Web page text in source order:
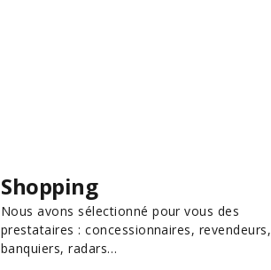
Shopping
Nous avons sélectionné pour vous des
prestataires : concessionnaires, revendeurs,
banquiers, radars…